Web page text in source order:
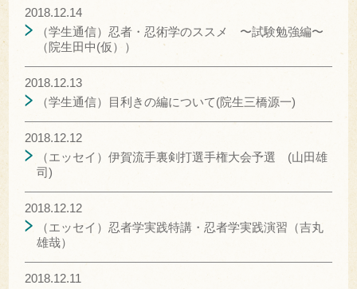
（学生通信）忍者・忍術学のススメ 〜試験勉強編〜
（院生田中(仮））
2018.12.14
（学生通信）目利きの編について(院生三橋源一)
2018.12.13
（エッセイ）伊賀流手裏剣打選手権大会予選 (山田雄
司)
2018.12.12
（エッセイ）忍者学実践特講・忍者学実践演習（吉丸
雄哉）
2018.12.12
2018.12.11